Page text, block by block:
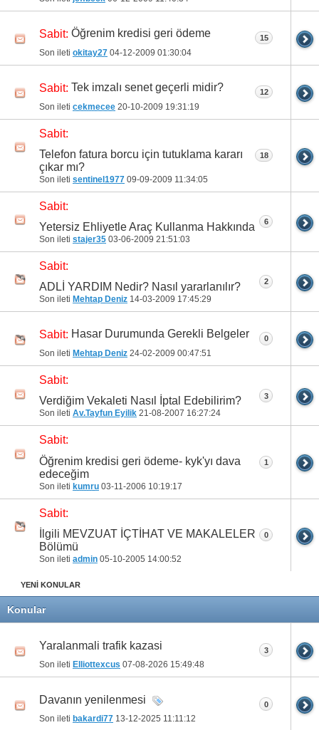
Sabit: Öğrenim kredisi geri ödeme
Son ileti okitay27 04-12-2009 01:30:04
15
Sabit: Tek imzalı senet geçerli midir?
Son ileti cekmecee 20-10-2009 19:31:19
12
Sabit:
Telefon fatura borcu için tutuklama kararı
çıkar mı?
Son ileti sentinel1977 09-09-2009 11:34:05
18
Sabit:
Yetersiz Ehliyetle Araç Kullanma Hakkında
Son ileti stajer35 03-06-2009 21:51:03
6
Sabit:
ADLİ YARDIM Nedir? Nasıl yararlanılır?
Son ileti Mehtap Deniz 14-03-2009 17:45:29
2
Sabit: Hasar Durumunda Gerekli Belgeler
Son ileti Mehtap Deniz 24-02-2009 00:47:51
0
Sabit:
Verdiğim Vekaleti Nasıl İptal Edebilirim?
Son ileti Av.Tayfun Eyilik 21-08-2007 16:27:24
3
Sabit:
Öğrenim kredisi geri ödeme- kyk'yı dava
edeceğim
Son ileti kumru 03-11-2006 10:19:17
1
Sabit:
İlgili MEVZUAT İÇTİHAT VE MAKALELER
Bölümü
Son ileti admin 05-10-2005 14:00:52
0
YENİ KONULAR
Konular
Yaralanmali trafik kazasi
Son ileti Elliottexcus 07-08-2026 15:49:48
3
Davanın yenilenmesi
Son ileti bakardi77 13-12-2025 11:11:12
0